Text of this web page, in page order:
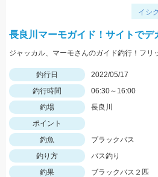
イシ
長良川マーモガイド！サイトでデ
釣行日
2022/05/17
釣行時間
06:30～16:00
釣場
長良川
ポイント
釣魚
ブラックバス
釣り方
バス釣り
釣果
ブラックバス２匹